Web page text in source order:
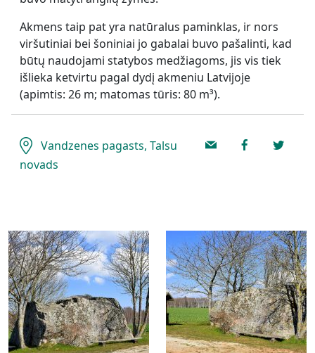
Akmens taip pat yra natūralus paminklas, ir nors
viršutiniai bei šoniniai jo gabalai buvo pašalinti, kad
būtų naudojami statybos medžiagoms, jis vis tiek
išlieka ketvirtu pagal dydį akmeniu Latvijoje
(apimtis: 26 m; matomas tūris: 80 m³).
Vandzenes pagasts, Talsu
novads